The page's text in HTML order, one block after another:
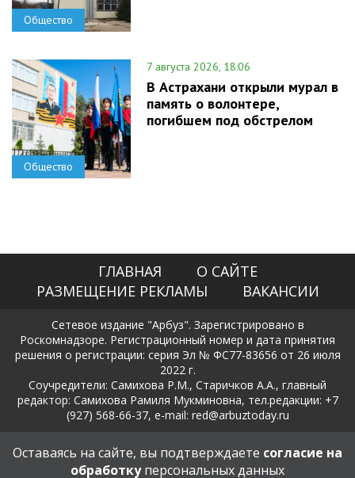
Общество
Общество
7 августа 2026, 18:06
В Астрахани открыли мурал в
память о волонтере,
погибшем под обстрелом
ГЛАВНАЯ
О САЙТЕ
РАЗМЕЩЕНИЕ РЕКЛАМЫ
ВАКАНСИИ
Сетевое издание "Арбуз". Зарегистрировано в
Роскомнадзоре. Регистрационный номер и дата принятия
решения о регистрации: серия Эл № ФС77-83656 от 26 июля
2022 г.
Соучредители: Самихова Р.М., Старичков А.А., главный
редактор: Самихова Рамиля Мукминовна, тел.редакции: +7
(927) 568-66-37, e-mail: red@arbuztoday.ru
Политика в отношении обработки и защиты персональных
данных
Оставаясь на сайте, вы подтверждаете согласие на
обработкуперсональных данных